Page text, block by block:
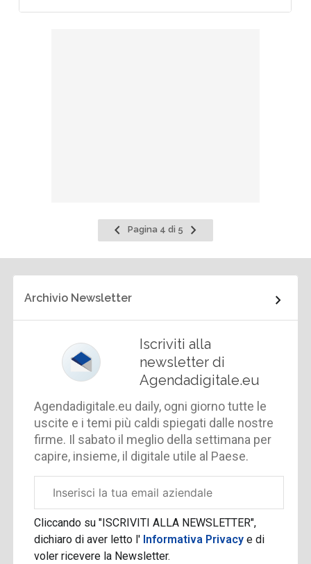
Pagina
precedente
Pagina 4 di 5
Pagina
successiva
Archivio Newsletter
Iscriviti alla
newsletter di
Agendadigitale.eu
Agendadigitale.eu daily, ogni giorno tutte le
uscite e i temi più caldi spiegati dalle nostre
firme. Il sabato il meglio della settimana per
capire, insieme, il digitale utile al Paese.
aziendale
Cliccando su "ISCRIVITI ALLA NEWSLETTER",
dichiaro di aver letto l' Informativa Privacye di
voler ricevere la Newsletter.